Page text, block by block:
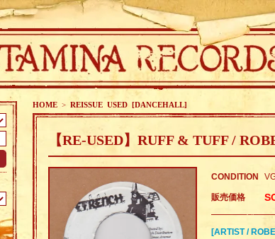
HOME > REISSUE USED [DANCEHALL]
【RE-USED】RUFF & TUFF /
CONDITION
販売価格
[ARTIST /